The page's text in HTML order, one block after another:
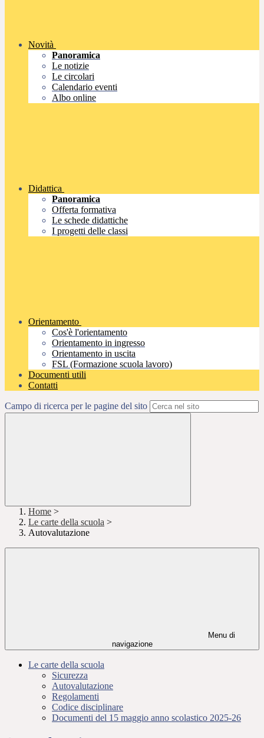
Novità
Panoramica
Le notizie
Le circolari
Calendario eventi
Albo online
Didattica
Panoramica
Offerta formativa
Le schede didattiche
I progetti delle classi
Orientamento
Cos'è l'orientamento
Orientamento in ingresso
Orientamento in uscita
FSL (Formazione scuola lavoro)
Documenti utili
Contatti
Campo di ricerca per le pagine del sito
Home >
Le carte della scuola >
Autovalutazione
Menu di
navigazione
Le carte della scuola
Sicurezza
Autovalutazione
Regolamenti
Codice disciplinare
Documenti del 15 maggio anno scolastico 2025-26